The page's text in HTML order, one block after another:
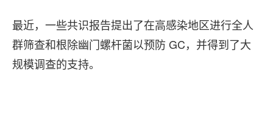
最近，一些共识报告提出了在高感染地区进行全人
群筛查和根除幽门螺杆菌以预防 GC，并得到了大
规模调查的支持。